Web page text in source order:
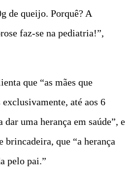
de queijo. Porquê? A
faz-se na pediatria!”,
que “as mães que
até aos 6
dar uma herança em saúde”, e
brincadeira, que “a herança
pelo pai.”